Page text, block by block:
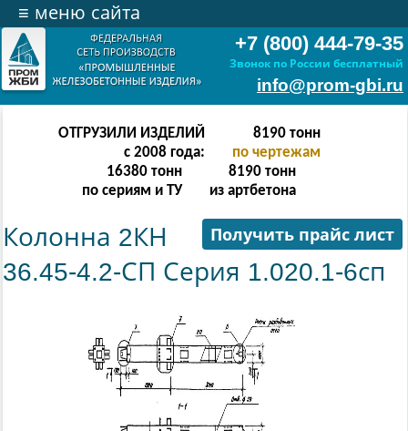
+7 (800) 444-79-35
Звонок по России бесплатный
info@prom-gbi.ru
≡ меню сайта
ОТГРУЗИЛИ ИЗДЕЛИЙ
с 2008 года:
16382тонн
по чертежам
32764 тонн
по сериям и ТУ
16382 тонн
из артбетона
Получить прайс лист
Колонна 2КН
36.45-4.2-СП Серия 1.020.1-6сп